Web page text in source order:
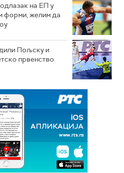
на ЕП у
форми, желим да
Пољску и
првенство